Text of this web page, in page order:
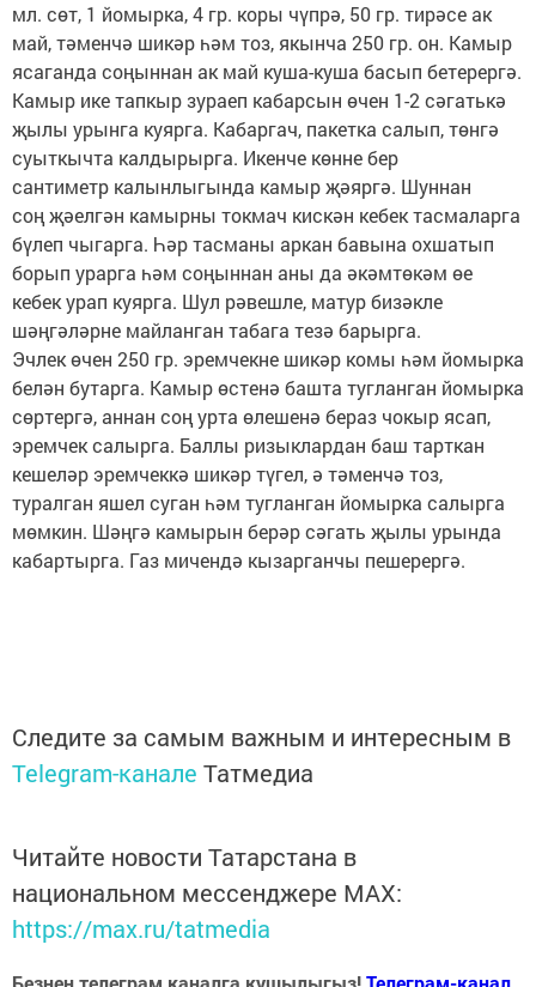
мл. сөт, 1 йомырка, 4 гр. коры чүпрә, 50 гр. тирәсе ак
май, тәменчә шикәр һәм тоз, якынча 250 гр. он. Камыр
ясаганда соңыннан ак май куша-куша басып бетерергә.
Камыр ике тапкыр зураеп кабарсын өчен 1-2 сәгатькә
җылы урынга куярга. Кабаргач, пакетка салып, төнгә
суыткычта калдырырга. Икенче көнне бер
сантиметр калынлыгында камыр җәяргә. Шуннан
соң җәелгән камырны токмач кискән кебек тасмаларга
бүлеп чыгарга. Һәр тасманы аркан бавына охшатып
борып урарга һәм соңыннан аны да әкәмтөкәм өе
кебек урап куярга. Шул рәвешле, матур бизәкле
шәңгәләрне майланган табага тезә барырга.
Эчлек өчен 250 гр. эремчекне шикәр комы һәм йомырка
белән бутарга. Камыр өстенә башта тугланган йомырка
сөртергә, аннан соң урта өлешенә бераз чокыр ясап,
эремчек салырга. Баллы ризыклардан баш тарткан
кешеләр эремчеккә шикәр түгел, ә тәменчә тоз,
туралган яшел суган һәм тугланган йомырка салырга
мөмкин. Шәңгә камырын берәр сәгать җылы урында
кабартырга. Газ мичендә кызарганчы пешерергә.
Следите за самым важным и интересным в
Telegram-канале Татмедиа
Читайте новости Татарстана в
национальном мессенджере MАХ:
https://max.ru/tatmedia